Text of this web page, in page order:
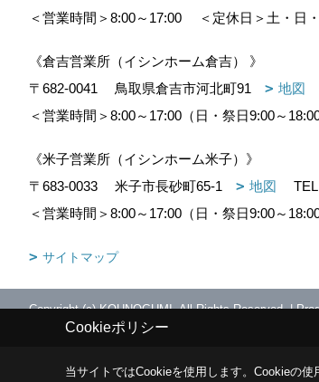
＜営業時間＞8:00～17:00
＜定休日＞土・日
《倉吉営業所（イシンホーム倉吉） 》
〒682-0041
鳥取県倉吉市河北町91 地図
＜営業時間＞8:00～17:00（日・祭日9:00～
《米子営業所（イシンホーム米子）》
〒683-0033
米子市長砂町65-1 地図 TEL
＜営業時間＞8:00～17:00（日・祭日9:00～
サイトマップ
Copyright (c) KOUNOGUMI. All Rights Reserved.|
Cookieポリシー
当サイトではCookieを使用します。 Cookieの使